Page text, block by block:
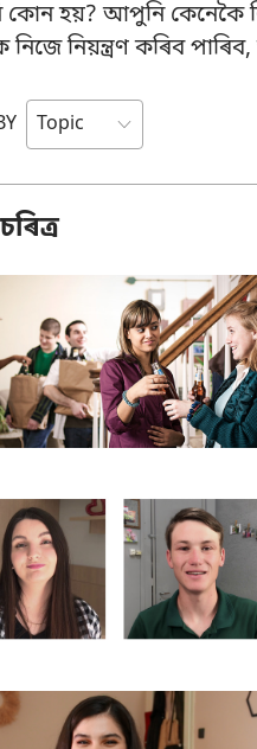
হয়? আপুনি কেনেকৈ
নিয়ন্ত্ৰণ কৰিব